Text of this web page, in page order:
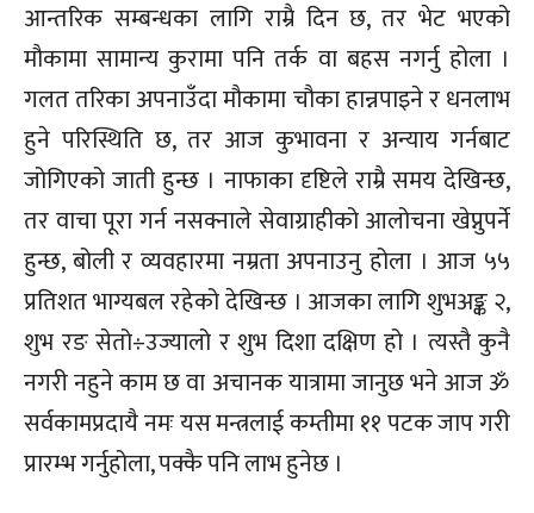
आन्तरिक सम्बन्धका लागि राम्रै दिन छ, तर भेट भएको
मौकामा सामान्य कुरामा पनि तर्क वा बहस नगर्नु होला ।
गलत तरिका अपनाउँदा मौकामा चौका हान्नपाइने र धनलाभ
हुने परिस्थिति छ, तर आज कुभावना र अन्याय गर्नबाट
जोगिएको जाती हुन्छ । नाफाका दृष्टिले राम्रै समय देखिन्छ,
तर वाचा पूरा गर्न नसक्नाले सेवाग्राहीको आलोचना खेप्नुपर्ने
हुन्छ, बोली र व्यवहारमा नम्रता अपनाउनु होला । आज ५५
प्रतिशत भाग्यबल रहेको देखिन्छ । आजका लागि शुभअङ्क २,
शुभ रङ सेतो÷उज्यालो र शुभ दिशा दक्षिण हो । त्यस्तै कुनै
नगरी नहुने काम छ वा अचानक यात्रामा जानुछ भने आज ॐ
सर्वकामप्रदायै नमः यस मन्त्रलाई कम्तीमा ११ पटक जाप गरी
प्रारम्भ गर्नुहोला, पक्कै पनि लाभ हुनेछ ।